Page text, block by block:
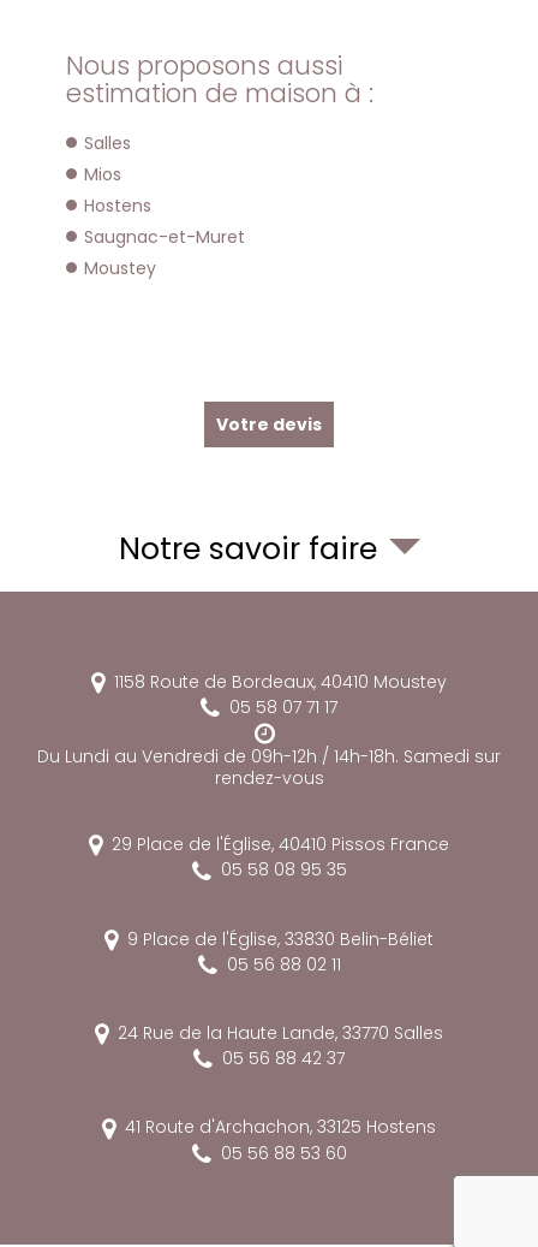
Nous proposons aussi
estimation de maison à :
Salles
Mios
Hostens
Saugnac-et-Muret
Moustey
Votre devis
Notre savoir faire
1158 Route de Bordeaux, 40410 Moustey
05 58 07 71 17
Du Lundi au Vendredi de 09h-12h / 14h-18h. Samedi sur
rendez-vous
29 Place de l'Église, 40410 Pissos France
05 58 08 95 35
9 Place de l'Église, 33830 Belin-Béliet
05 56 88 02 11
24 Rue de la Haute Lande, 33770 Salles
05 56 88 42 37
41 Route d'Archachon, 33125 Hostens
05 56 88 53 60